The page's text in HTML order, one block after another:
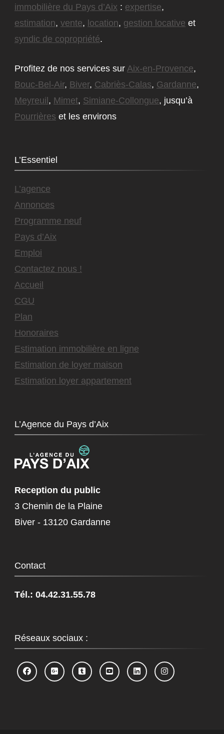
immobilière du Pays d’Aix : expertise,
estimation, vente, location, gestion locative et
syndic de copropriété.
Profitez de nos services sur Aix-en-Provence,
Bouc-Bel-Air, Biver, Cabriès-Calas, Gardanne,
Meyreuil, Mimet, Simiane-Collongue, jusqu’à
Pourrières et les environs
L’Essentiel
L’agence
Annonces
Programme neuf
Pays d’Aix
Emploi
Contactez nous !
Accueil
CGU
Plan
Honoraires
Estimation immobilière en ligne
Estimation de loyer maison
Estimation loyer appartement
L’Agence du Pays d’Aix
Reception du public
3 Chemin de la Plaine
Biver - 13120 Gardanne
Contact
Tél.: 04.42.31.55.78
Réseaux sociaux :